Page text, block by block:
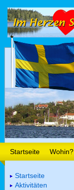
Startseite Wohin?
Startseite
Aktivitäten